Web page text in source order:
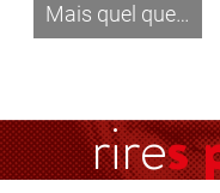
Mais quel que…
rires